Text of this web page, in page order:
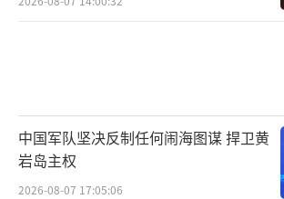
既然威胁，那就威胁最狠的。
这一点，特朗普很擅长，也
中国军队坚决反制任何闹海图谋 捍卫黄
岩岛主权
2026-08-07 17:05:06